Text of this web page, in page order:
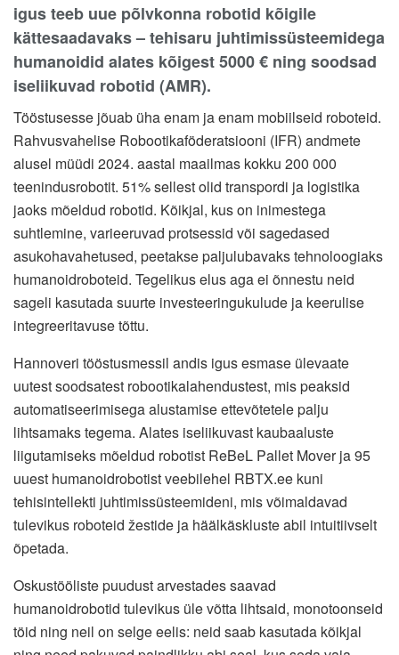
igus teeb uue põlvkonna robotid kõigile
kättesaadavaks – tehisaru juhtimissüsteemidega
humanoidid alates kõigest 5000 € ning soodsad
iseliikuvad robotid (AMR).
Tööstusesse jõuab üha enam ja enam mobiilseid roboteid.
Rahvusvahelise Robootikaföderatsiooni (IFR) andmete
alusel müüdi 2024. aastal maailmas kokku 200 000
teenindusrobotit. 51% sellest olid transpordi ja logistika
jaoks mõeldud robotid. Kõikjal, kus on inimestega
suhtlemine, varieeruvad protsessid või sagedased
asukohavahetused, peetakse paljulubavaks tehnoloogiaks
humanoidroboteid. Tegelikus elus aga ei õnnestu neid
sageli kasutada suurte investeeringukulude ja keerulise
integreeritavuse tõttu.
Hannoveri tööstusmessil andis igus esmase ülevaate
uutest soodsatest robootikalahendustest, mis peaksid
automatiseerimisega alustamise ettevõtetele palju
lihtsamaks tegema. Alates iseliikuvast kaubaaluste
liigutamiseks mõeldud robotist ReBeL Pallet Mover ja 95
uuest humanoidrobotist veebilehel RBTX.ee kuni
tehisintellekti juhtimissüsteemideni, mis võimaldavad
tulevikus roboteid žestide ja häälkäskluste abil intuitiivselt
õpetada.
Oskustööliste puudust arvestades saavad
humanoidrobotid tulevikus üle võtta lihtsaid, monotoonseid
töid ning neil on selge eelis: neid saab kasutada kõikjal